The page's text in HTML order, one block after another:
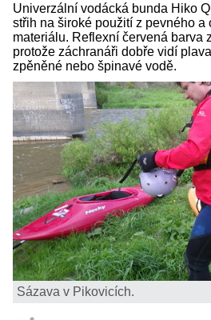
Univerzální vodácká bunda Hiko
střih na široké použití z pevného a
materiálu. Reflexní červená barva
protože záchranáři dobře vidí
zpěněné nebo špinavé vodě.
Sázava v Pikovicích.